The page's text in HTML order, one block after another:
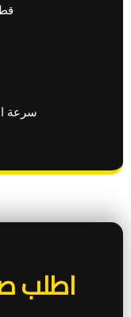
سرعة
اطلب